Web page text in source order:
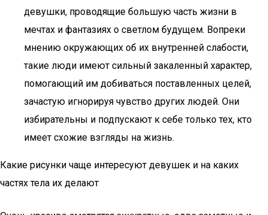
девушки, проводящие большую часть жизни в
мечтах и фантазиях о светлом будущем. Вопреки
мнению окружающих об их внутренней слабости,
такие люди имеют сильный закаленный характер,
помогающий им добиваться поставленных целей,
зачастую игнорируя чувство других людей. Они
избирательны и подпускают к себе только тех, кто
имеет схожие взгляды на жизнь.
Какие рисунки чаще интересуют девушек и на каких
частях тела их делают